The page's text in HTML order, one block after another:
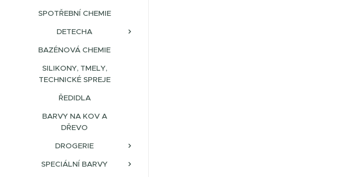
SPOTŘEBNÍ CHEMIE
DETECHA
BAZÉNOVÁ CHEMIE
SILIKONY, TMELY,
TECHNICKÉ SPREJE
ŘEDIDLA
BARVY NA KOV A
DŘEVO
DROGERIE
SPECIÁLNÍ BARVY